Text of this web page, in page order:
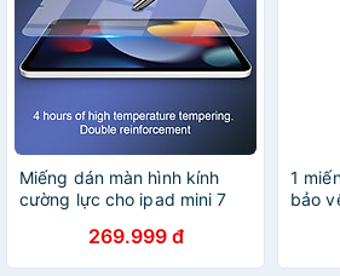
Miếng dán màn hình kính
cường lực cho ipad mini 7
hàng chính hãng
269.999 đ
1
bảo
hãng